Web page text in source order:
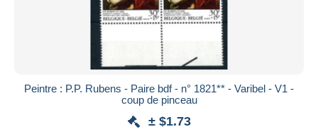
Peintre : P.P. Rubens - Paire bdf - n° 1821** - Varibel - V1 -
coup de pinceau
± $1.73